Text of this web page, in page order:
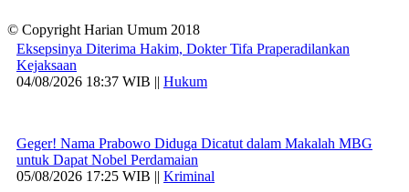
Eksepsinya Diterima Hakim, Dokter Tifa Praperadilankan
Kejaksaan
04/08/2026 18:37 WIB || Hukum
Geger! Nama Prabowo Diduga Dicatut dalam Makalah MBG
untuk Dapat Nobel Perdamaian
05/08/2026 17:25 WIB || Kriminal
© Copyright Harian Umum 2018